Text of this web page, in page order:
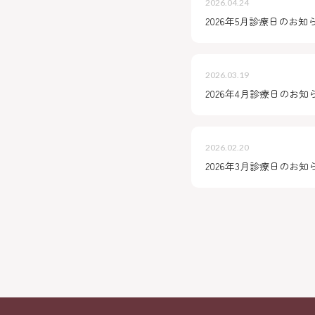
2026.04.24
2026年5月診療日のお知
2026.03.19
2026年4月診療日のお知
2026.02.20
2026年3月診療日のお知